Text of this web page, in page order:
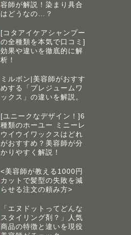
容師が解説！染まり具合
はどうなの…？
[コタアイケアシャンプー
の全種類を本気で口コミ]
効果や違いを徹底的に解
析！
ミルボン|美容師がおすす
めする「プレジュームワ
ックス」の違いを解説。
[ユニークなデザイン！]6
種類のホーユー ミニーレ
ウイウイワックスはどれ
がおすすめ？美容師が分
かりやすく解説！
<美容師が教える1000円
カットで髪型の失敗を減
らせる注文の頼み方>
「エヌドットってどんな
スタイリング剤？」人気
商品の特徴と違いを現役